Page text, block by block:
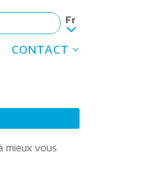
CONTACT
mieux vous